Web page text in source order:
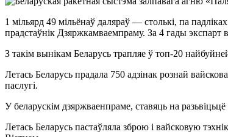
1 мільярд 49 мільёнаў даляраў — столькі, па
прадстаўнік Дзяржкамваемпраму. За 4 гады экспарт
З такім вынікам Беларусь трапляе ў топ-20
Летась Беларусь прадала 750 адзінак рознай
паслугі.
У беларускім дзяржваенпраме, ставяць на
Летась Беларусь пастаўляла зброю і вайсковую